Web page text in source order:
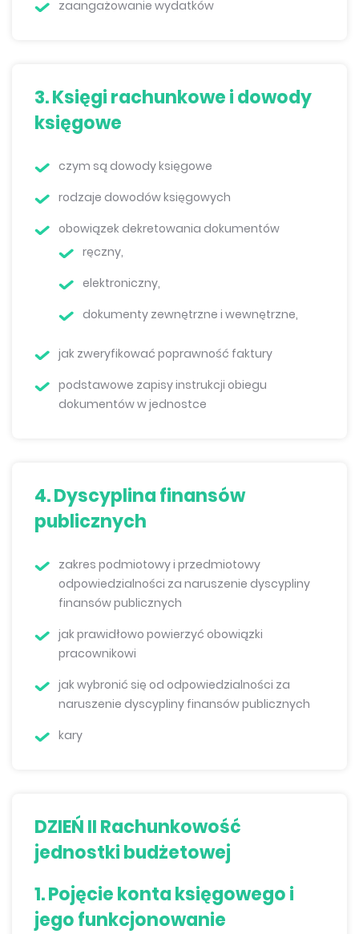
zaangażowanie wydatków
3. Księgi rachunkowe i dowody
księgowe
czym są dowody księgowe
rodzaje dowodów księgowych
obowiązek dekretowania dokumentów
ręczny,
elektroniczny,
dokumenty zewnętrzne i wewnętrzne,
jak zweryfikować poprawność faktury
podstawowe zapisy instrukcji obiegu
dokumentów w jednostce
4. Dyscyplina finansów
publicznych
zakres podmiotowy i przedmiotowy
odpowiedzialności za naruszenie dyscypliny
finansów publicznych
jak prawidłowo powierzyć obowiązki
pracownikowi
jak wybronić się od odpowiedzialności za
naruszenie dyscypliny finansów publicznych
kary
DZIEŃ II Rachunkowość
jednostki budżetowej
1. Pojęcie konta księgowego i
jego funkcjonowanie